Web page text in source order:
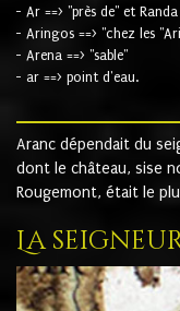
- Ar ==> "près de" et
- Aringos ==> "chez les
- Arena ==> "sable"
- ar ==> point d'eau.
Aranc dépendait du
dont le château, sise
Rougemont, était le
La